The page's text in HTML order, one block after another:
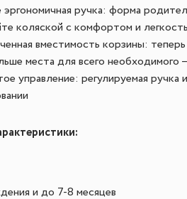
эргономичная ручка: форма
коляской с комфортом и
вместимость корзины:
места для всего необходимого
управление: регулируемая
и до 7-8 месяцев